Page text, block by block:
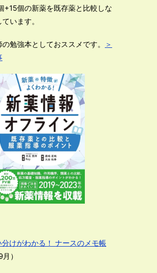
+15個の新薬を既存薬と比較しな
います。
勉強本としておススメです。
＞
けがわかる！ ナースのメモ帳
）